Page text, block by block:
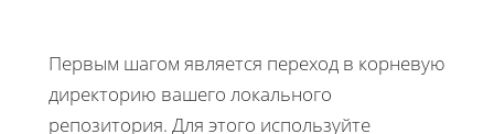
Первым шагом является переход в корневую
директорию вашего локального
репозитория. Для этого используйте